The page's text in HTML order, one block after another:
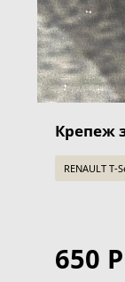
Крепеж
RENAULT T-
650 Р